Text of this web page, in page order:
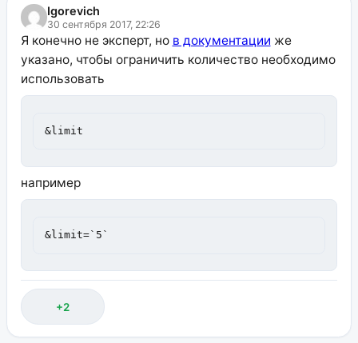
Igorevich
30 сентября 2017, 22:26
Я конечно не эксперт, но в документации же
указано, чтобы ограничить количество необходимо
использовать
&limit
например
&limit=`5`
+2